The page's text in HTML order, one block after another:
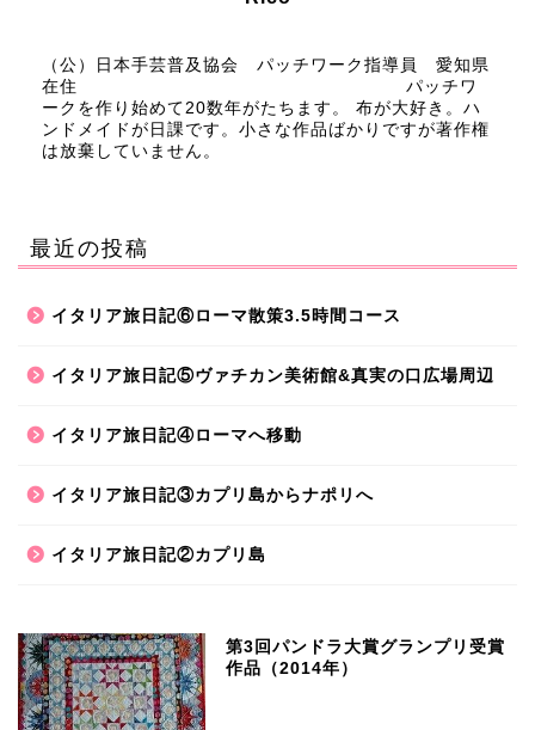
（公）日本手芸普及協会 パッチワーク指導員 愛知県
在住 パッチワ
ークを作り始めて20数年がたちます。 布が大好き。ハ
ンドメイドが日課です。小さな作品ばかりですが著作権
は放棄していません。
最近の投稿
イタリア旅日記⑥ローマ散策3.5時間コース
イタリア旅日記⑤ヴァチカン美術館&真実の口広場周辺
イタリア旅日記④ローマへ移動
イタリア旅日記③カプリ島からナポリへ
イタリア旅日記②カプリ島
第3回パンドラ大賞グランプリ受賞
作品（2014年）